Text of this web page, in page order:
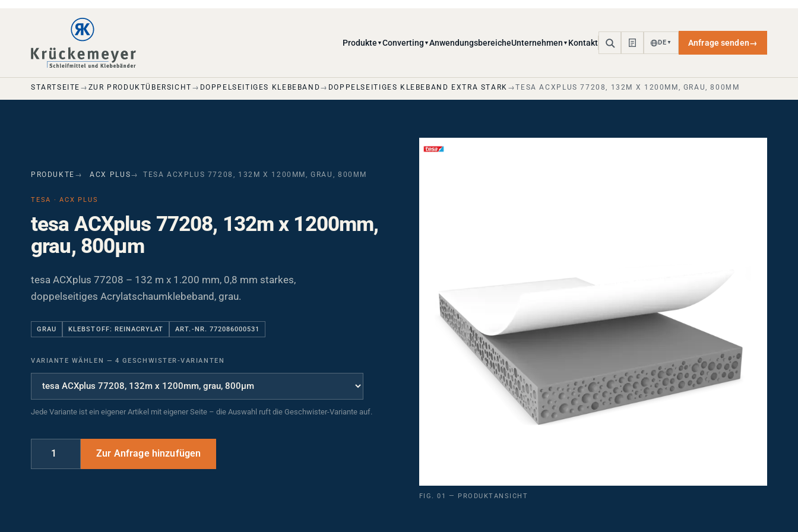
Kontakt DE
STARTSEITE ZUR PRODUKTÜBERSICHT DOPPELSEITIGES KLEBEBAND DOPPELSEITIGES KLEBEBAND EXTRA STARK TESA ACXPLUS 77208, 132M X 1200MM, GRAU, 800ΜM
PRODUKTE ACX PLUS TESA ACXPLUS 77208, 132M X 1200MM, GRAU, 800ΜM
tesa ACXplus 77208, 132m x 1200mm,
grau, 800µm
tesa ACXplus 77208 – 132 m x 1.200 mm, 0,8 mm starkes,
doppelseitiges Acrylatschaumklebeband, grau.
VARIANTE WÄHLEN
Jede Variante ist ein eigener Artikel mit eigener Seite – die Auswahl ruft die Geschwister-Variante auf.